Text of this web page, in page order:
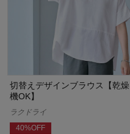
切替えデザインブラウス【乾燥
機OK】
ラクドライ
40%OFF